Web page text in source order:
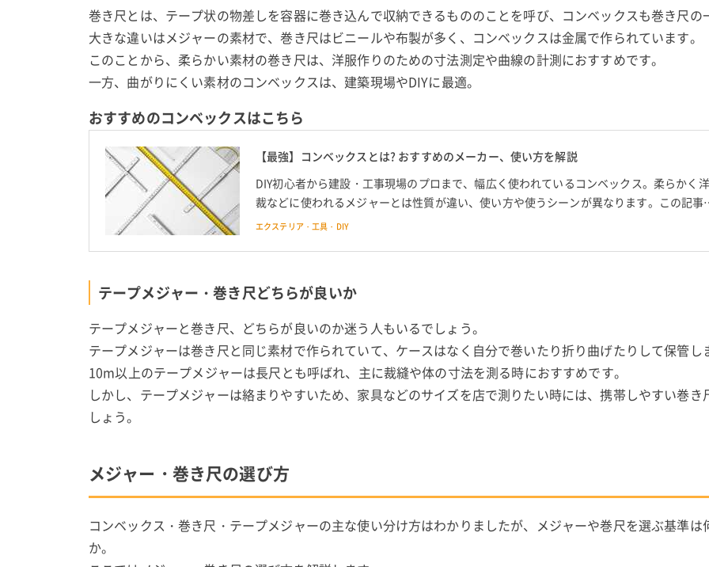
巻き尺とは、テープ状の物差しを容器に巻き込んで収納できるもののことを呼び、コンベックスも巻き尺の
大きな違いはメジャーの素材で、巻き尺はビニールや布製が多く、コンベックスは金属で作られています。
このことから、柔らかい素材の巻き尺は、洋服作りのための寸法測定や曲線の計測におすすめです。
一方、曲がりにくい素材のコンベックスは、建築現場やDIYに最適。
おすすめのコンベックスはこちら
【最強】コンベックスとは? おすすめのメーカー、使い方を解説
DIY初心者から建設・工事現場のプロまで、幅広く使われているコンベックス。柔らかく洋
裁などに使われるメジャーとは性質が違い、使い方や使うシーンが異なります。この記事
はそのコンベックスとメジャーの違い…
エクステリア・工具・DIY
テープメジャー・巻き尺どちらが良いか
テープメジャーと巻き尺、どちらが良いのか迷う人もいるでしょう。
テープメジャーは巻き尺と同じ素材で作られていて、ケースはなく自分で巻いたり折り曲げたりして保管し
10m以上のテープメジャーは長尺とも呼ばれ、主に裁縫や体の寸法を測る時におすすめです。
しかし、テープメジャーは絡まりやすいため、家具などのサイズを店で測りたい時には、携帯しやすい巻き
しょう。
メジャー・巻き尺の選び方
コンベックス・巻き尺・テープメジャーの主な使い分け方はわかりましたが、メジャーや巻尺を選ぶ基準は
か。